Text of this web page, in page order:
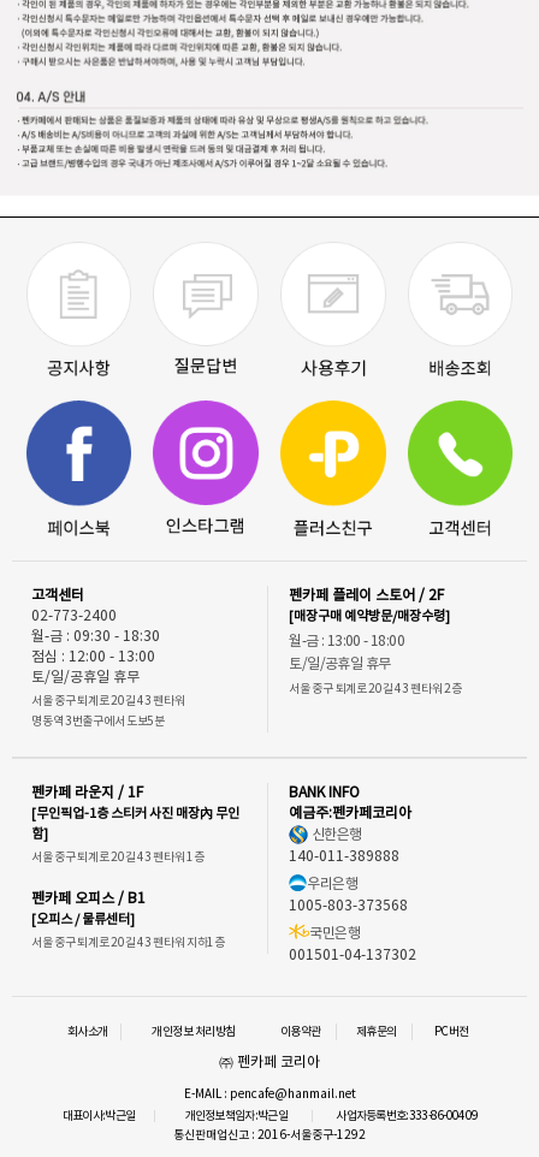
고객센터
02-773-2400
월-금 : 09:30 - 18:30
점심 : 12:00 - 13:00
토/일/공휴일 휴무
서울 중구 퇴계로 20길 43 펜타워
명동역 3번출구에서 도보5분
펜카페 플레이 스토어 / 2F
[매장구매 예약방문/매장수령]
월-금 : 13:00 - 18:00
토/일/공휴일 휴무
서울 중구 퇴계로 20길 43 펜타워 2층
펜카페 라운지 / 1F
[무인픽업-1층 스티커 사진 매장內 무인
함]
서울 중구 퇴계로 20길 43 펜타워 1층
펜카페 오피스 / B1
[오피스 / 물류센터]
서울 중구 퇴계로 20길 43 펜타워 지하1층
BANK INFO
예금주:펜카페코리아
신한은행
140-011-389888
우리은행
1005-803-373568
국민은행
001501-04-137302
회사소개 개인정보 처리방침 이용약관 제휴문의 PC버전
㈜ 펜카페 코리아
E-MAIL : pencafe@hanmail.net
대표이사:박근일
개인정보책임자:박근일
사업자등록번호:333-86-00409
통신판매업신고 : 2016-서울중구-1292